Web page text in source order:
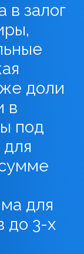
в залог
доли
в
под
для
до 3-х